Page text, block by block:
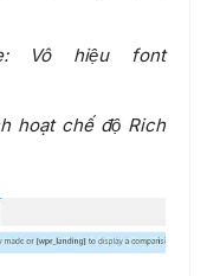
Vô hiệu font
hoạt chế độ Rich